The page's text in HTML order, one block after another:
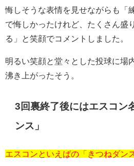
悔しそうな表情を見せながらも「
で悔しかったけれど、たくさん盛
る」と笑顔でコメントしました。
明るい笑顔と堂々とした投球に場
沸き上がったそう。
3回裏終了後にはエスコン
ンス」
エスコンといえばの「きつねダン